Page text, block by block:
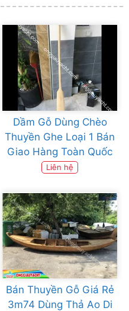
Dầm Gỗ Dùng Chèo
Thuyền Ghe Loại 1 Bán
Giao Hàng Toàn Quốc
Liên hệ
Bán Thuyền Gỗ Giá Rẻ
3m74 Dùng Thả Ao Di